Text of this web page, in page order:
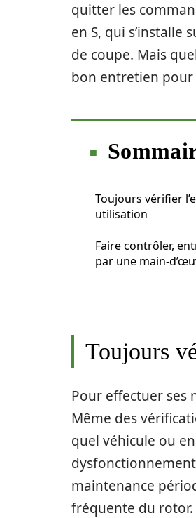
quitter les
en S, qui
de coupe. Mais
bon entretien pour
Toujours vérifier
utilisation
Faire contrôler,
par une main-
Toujours
Pour effectuer ses
Même des
quel véhicule ou
maintenance
fréquente du